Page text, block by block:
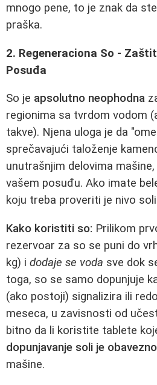
mnogo pene, to je znak da
praška.
2. Regeneraciona So -
Posuđa
So je apsolutno neophodna
regionima sa tvrdom vodom
takve). Njena uloga je da
sprečavajući taloženje
unutrašnjim delovima
vašem posuđu. Ako imate
koju treba proveriti je nivo
Kako koristiti so: Prilikom
rezervoar za so se puni do
kg) i dodaje se voda sve dok
toga, so se samo dopunjuje
(ako postoji) signalizira ili
meseca, u zavisnosti od
bitno da li koristite tablete
dopunjavanje soli je obavezno
mašine.